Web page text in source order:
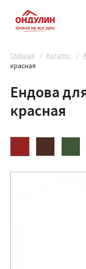
Главная Каталог
красная
Ендова
красная